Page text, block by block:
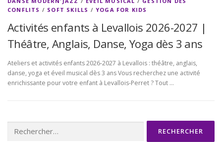
CONFLITS / SOFT SKILLS /YOGA FOR KIDS
Activités enfants à Levallois 2026-2027 |
Théâtre, Anglais, Danse, Yoga dès 3 ans
Ateliers et activités enfants 2026-2027 à Levallois : théâtre, anglais,
danse, yoga et éveil musical dès 3 ans Vous recherchez une activité
enrichissante pour votre enfant à Levallois-Perret ? Tout …